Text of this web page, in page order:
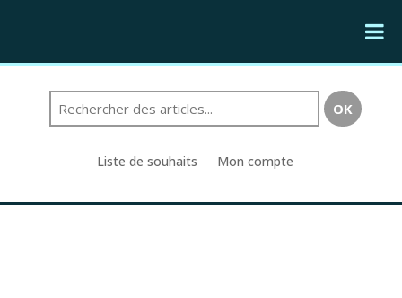
Liste de souhaits Mon compte